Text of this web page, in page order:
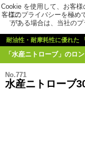
耐油性・耐摩耗性に優れた
「水産ニトローブ」のロ
No.771
水産ニトローブ
Cookie を使用して、お客
客様のプライバシーを極め
がある場合は、当社のプ